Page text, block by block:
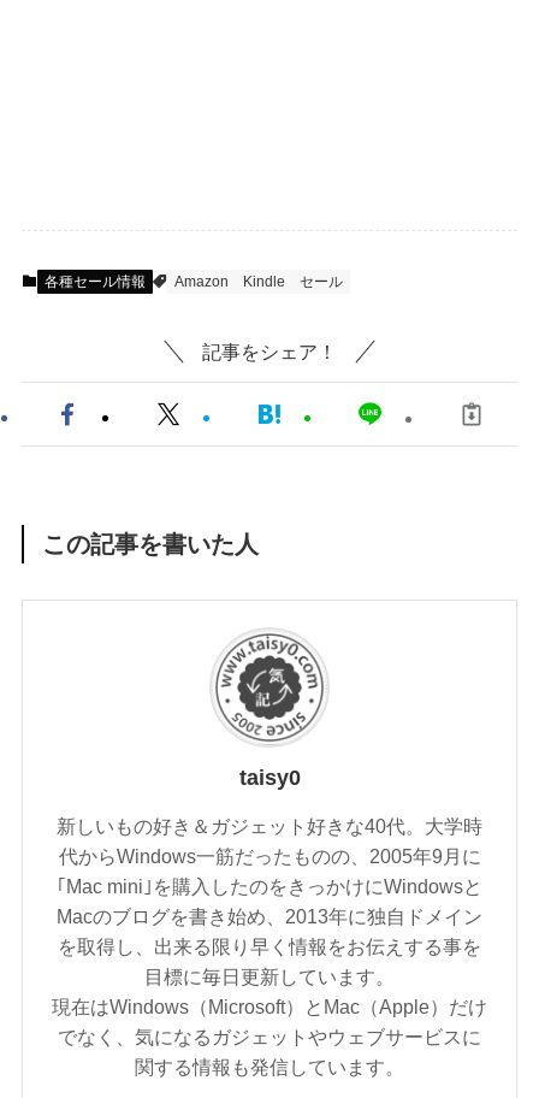
各種セール情報 Amazon Kindle セール
記事をシェア！
この記事を書いた人
taisy0
新しいもの好き＆ガジェット好きな40代。大学時
代からWindows一筋だったものの、2005年9月に
｢Mac mini｣を購入したのをきっかけにWindowsと
Macのブログを書き始め、2013年に独自ドメイン
を取得し、出来る限り早く情報をお伝えする事を
目標に毎日更新しています。
現在はWindows（Microsoft）とMac（Apple）だけ
でなく、気になるガジェットやウェブサービスに
関する情報も発信しています。